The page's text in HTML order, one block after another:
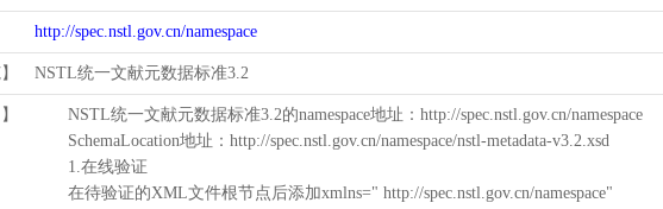
http://spec.nstl.gov.cn/namespace
NSTL统一文献元数据标准3.2
NSTL统一文献元数据标准3.2的namespace地址：http://spec.nstl.gov.cn/namespace
SchemaLocation地址：http://spec.nstl.gov.cn/namespace/nstl-metadata-v3.2.xsd
1.在线验证
在待验证的XML文件根节点后添加xmlns=" http://spec.nstl.gov.cn/namespace"